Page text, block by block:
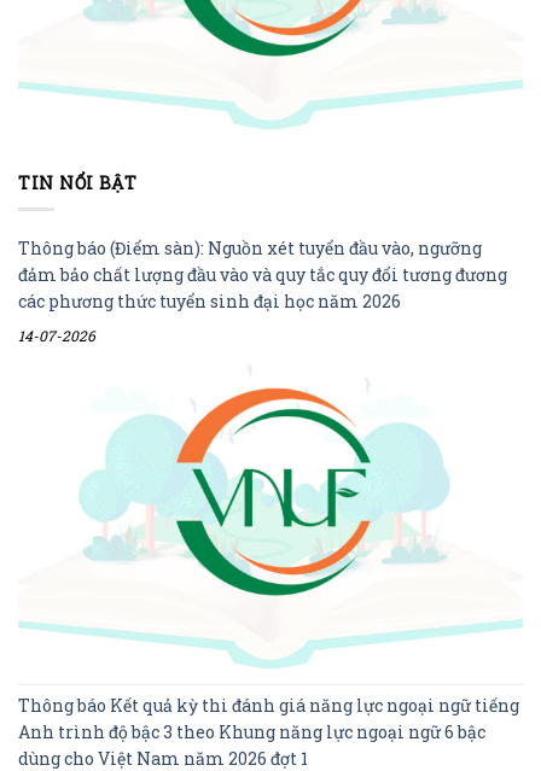
TIN NỔI BẬT
Thông báo (Điểm sàn): Nguồn xét tuyển đầu vào, ngưỡng
đảm bảo chất lượng đầu vào và quy tắc quy đổi tương đương
các phương thức tuyển sinh đại học năm 2026
14-07-2026
Thông báo Kết quả kỳ thi đánh giá năng lực ngoại ngữ tiếng
Anh trình độ bậc 3 theo Khung năng lực ngoại ngữ 6 bậc
dùng cho Việt Nam năm 2026 đợt 1